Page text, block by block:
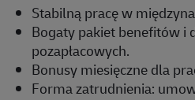
Stabilną pracę w
Bogaty pakiet benefitów i
pozapłacowych.
Bonusy miesięczne dla
Forma zatrudnienia: